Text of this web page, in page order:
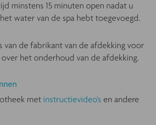
minstens 15 minuten open nadat u
water van de spa hebt toegevoegd.
van de fabrikant van de afdekking voor
het onderhoud van de afdekking.
met instructievideo's en andere